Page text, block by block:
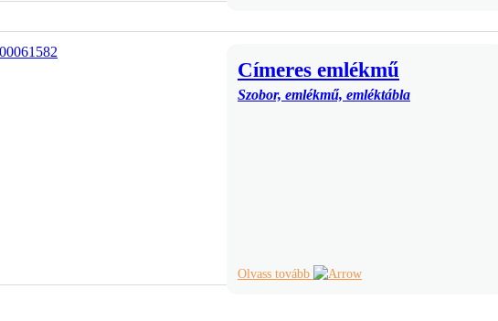
Címeres emlékmű
Szobor, emlékmű, emléktábla
Olvass tovább